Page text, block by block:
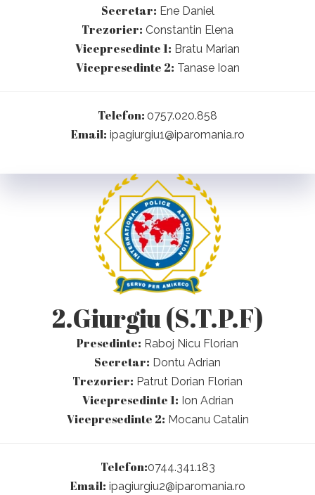
Secretar: Ene Daniel
Trezorier: Constantin Elena
Vicepresedinte 1: Bratu Marian
Vicepresedinte 2: Tanase Ioan
Telefon: 0757.020.858
Email: ipagiurgiu1@iparomania.ro
2.Giurgiu (S.T.P.F)
Presedinte: Raboj Nicu Florian
Secretar: Dontu Adrian
Trezorier: Patrut Dorian Florian
Vicepresedinte 1: Ion Adrian
Vicepresedinte 2: Mocanu Catalin
Telefon:0744.341.183
Email: ipagiurgiu2@iparomania.ro